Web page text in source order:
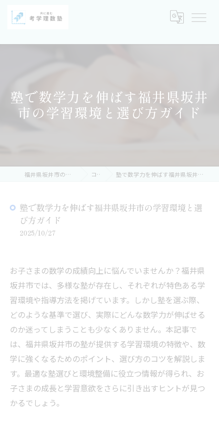
塾で数学力を伸ばす福井県坂井
市の学習環境と選び方ガイド
福井県坂井市の塾なら考学理数塾 コラム 塾で数学力を伸ばす福井県坂井市の学習環境と選び方ガイド
塾で数学力を伸ばす福井県坂井市の学習環境と選
び方ガイド
2025/10/27
お子さまの数学の成績向上に悩んでいませんか？福井県
坂井市では、多様な塾が存在し、それぞれが特色ある学
習環境や指導方法を掲げています。しかし塾を選ぶ際、
どのような基準で選び、実際にどんな数学力が伸ばせる
のか迷ってしまうことも少なくありません。本記事で
は、福井県坂井市の塾が提供する学習環境の特徴や、数
学に強くなるためのポイント、選び方のコツを解説しま
す。最適な塾選びと環境整備に役立つ情報が得られ、お
子さまの成長と学習意欲をさらに引き出すヒントが見つ
かるでしょう。